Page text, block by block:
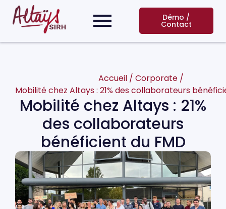
Démo /
Contact
Accueil / Corporate /
Mobilité chez Altays : 21% des collaborateurs
Mobilité chez Altays : 21%
des collaborateurs
bénéficient du FMD